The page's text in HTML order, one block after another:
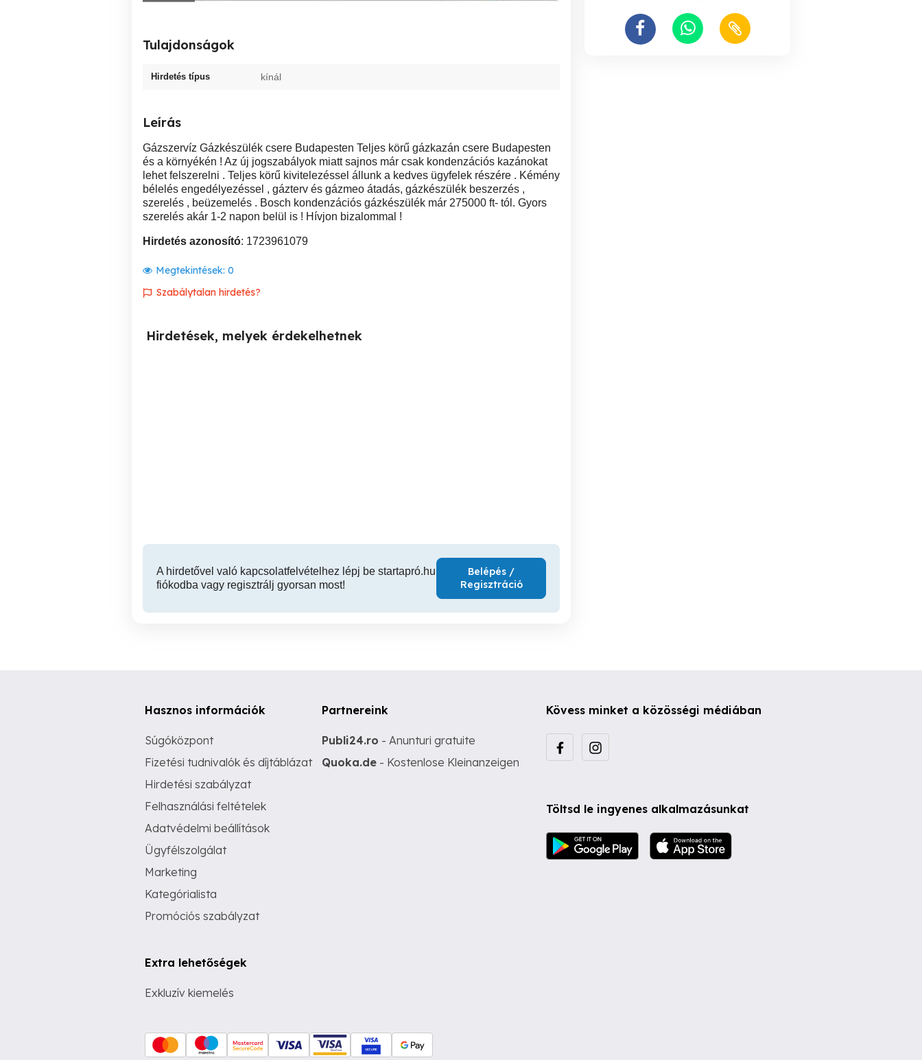
Tulajdonságok
Hirdetés típus kínál
Leírás
Gázszervíz Gázkészülék csere Budapesten Teljes körű gázkazán csere Budapesten
és a környékén ! Az új jogszabályok miatt sajnos már csak kondenzációs kazánokat
lehet felszerelni . Teljes körű kivitelezéssel állunk a kedves ügyfelek részére . Kémény
bélelés engedélyezéssel , gázterv és gázmeo átadás, gázkészülék beszerzés ,
szerelés , beüzemelés . Bosch kondenzációs gázkészülék már 275000 ft- tól. Gyors
szerelés akár 1-2 napon belül is ! Hívjon bizalommal !
Hirdetés azonosító: 1723961079
Megtekintések: 0
Szabálytalan hirdetés?
Hirdetések, melyek érdekelhetnek
A hirdetővel való kapcsolatfelvételhez lépj be startapró.hu
fiókodba vagy regisztrálj gyorsan most!
Belépés /
Regisztráció
Hasznos információk
Súgóközpont
Fizetési tudnivalók és díjtáblázat
Hirdetési szabályzat
Felhasználási feltételek
Adatvédelmi beállítások
Ügyfélszolgálat
Marketing
Kategórialista
Promóciós szabályzat
Extra lehetőségek
Exkluzív kiemelés
Partnereink
Publi24.ro - Anunturi gratuite
Quoka.de - Kostenlose Kleinanzeigen
Kövess minket a közösségi médiában
Töltsd le ingyenes alkalmazásunkat